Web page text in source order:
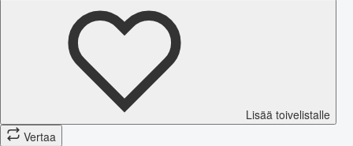
Lisää toivelistalle
Vertaa